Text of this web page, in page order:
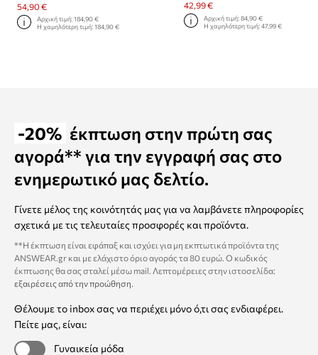
54,90 €
Αρχική τιμή:184,90 €
Η χαμηλότερη τιμή:184,90 €
42,99 €
Αρχική τιμή: 84,90 €
Η χαμηλότερη τιμή: 47,99 €
-20% έκπτωση στην πρώτη σας
αγορά** για την εγγραφή σας στο
ενημερωτικό μας δελτίο.
Γίνετε μέλος της κοινότητάς μας για να λαμβάνετε πληροφορίες
σχετικά με τις τελευταίες προσφορές και προϊόντα.
**Η έκπτωση είναι εφάπαξ και ισχύει για μη εκπτωτικά προϊόντα της
ANSWEAR.gr και με ελάχιστο όριο αγοράς τα 80 ευρώ. Ο κωδικός
έκπτωσης θα σας σταλεί μέσω mail. Λεπτομέρειες στην ιστοσελίδα:
εξαιρέσεις από την προώθηση
Θέλουμε το inbox σας να περιέχει μόνο ό,τι σας ενδιαφέρει.
Πείτε μας, είναι:
Γυναικεία μόδα